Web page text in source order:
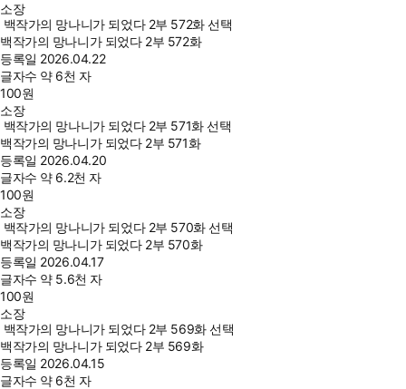
소장
백작가의 망나니가 되었다 2부 572화 선택
백작가의 망나니가 되었다 2부 572화
등록일 2026.04.22
글자수 약 6천 자
100원
소장
백작가의 망나니가 되었다 2부 571화 선택
백작가의 망나니가 되었다 2부 571화
등록일 2026.04.20
글자수 약 6.2천 자
100원
소장
백작가의 망나니가 되었다 2부 570화 선택
백작가의 망나니가 되었다 2부 570화
등록일 2026.04.17
글자수 약 5.6천 자
100원
소장
백작가의 망나니가 되었다 2부 569화 선택
백작가의 망나니가 되었다 2부 569화
등록일 2026.04.15
글자수 약 6천 자